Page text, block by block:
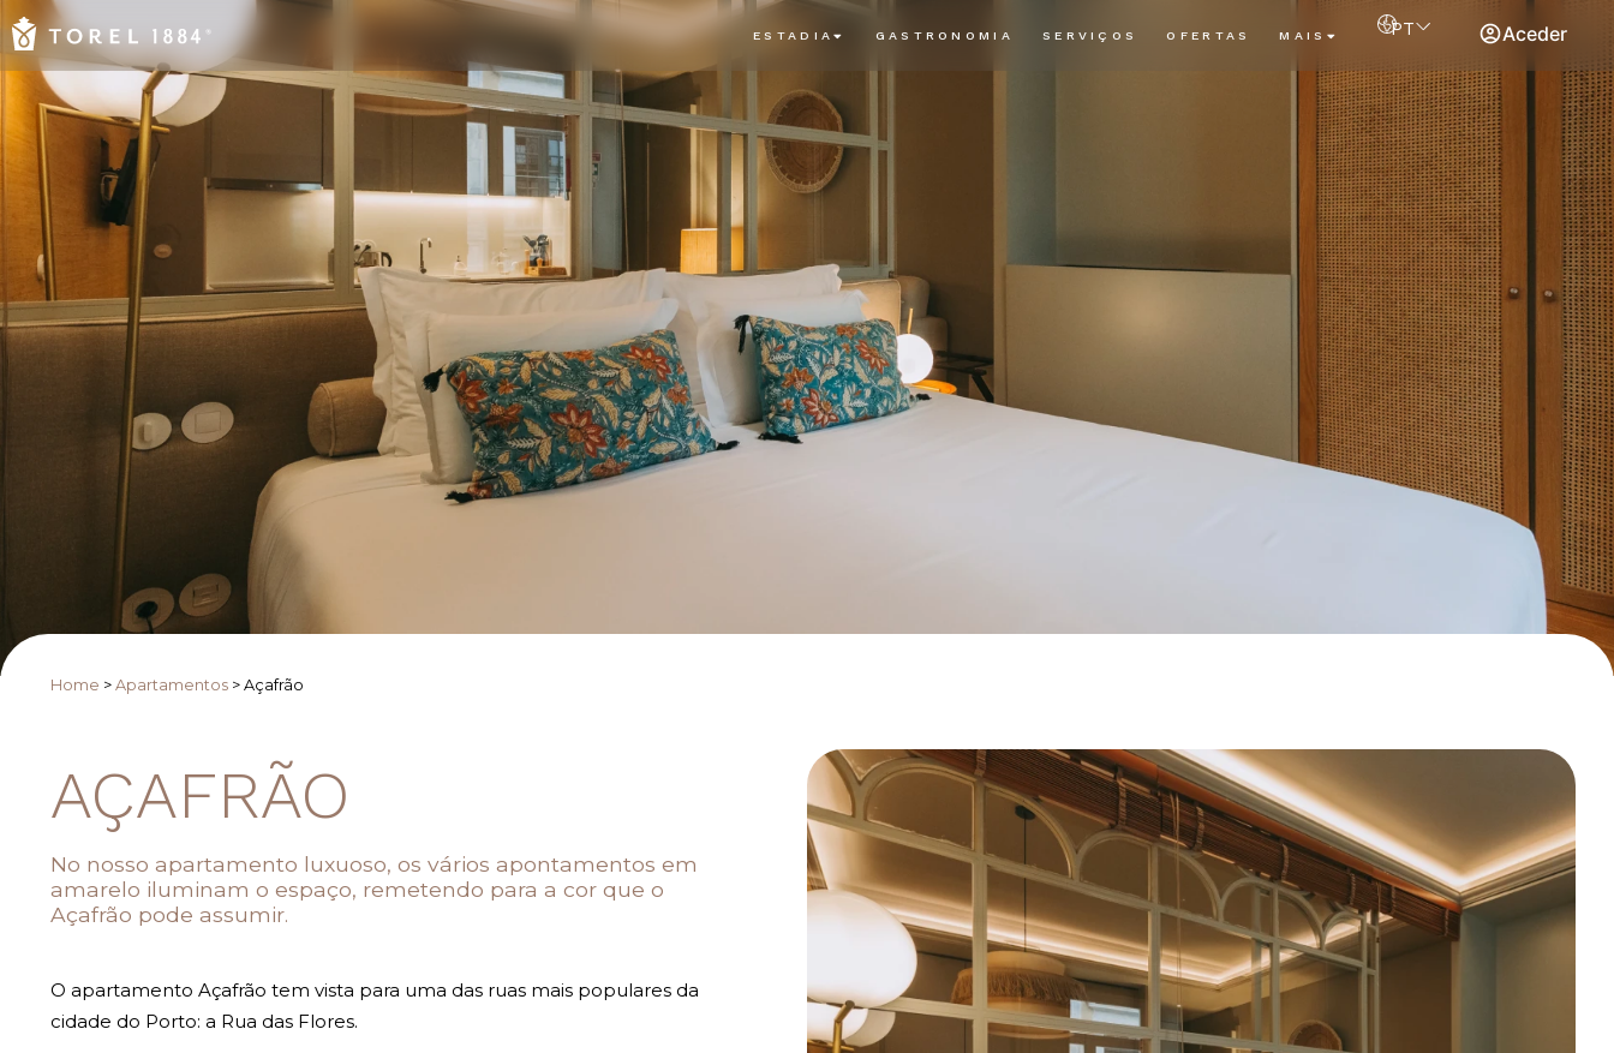
ESTADIA GASTRONOMIA SERVIÇOS OFERTAS MAIS PT Aceder
Home > Apartamentos > Açafrão
AÇAFRÃO
No nosso apartamento luxuoso, os vários apontamentos em
amarelo iluminam o espaço, remetendo para a cor que o
Açafrão pode assumir.
O apartamento Açafrão tem vista para uma das ruas mais populares da
cidade do Porto: a Rua das Flores.